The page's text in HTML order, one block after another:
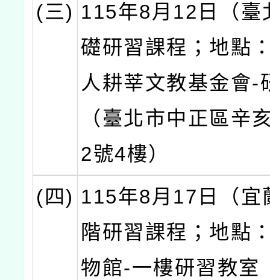
(三) 115年8月12日（臺
礎研習課程；地點
人耕莘文教基金會-
（臺北市中正區辛
2號4樓）
(四) 115年8月17日（宜
階研習課程；地點
物館-一樓研習教室